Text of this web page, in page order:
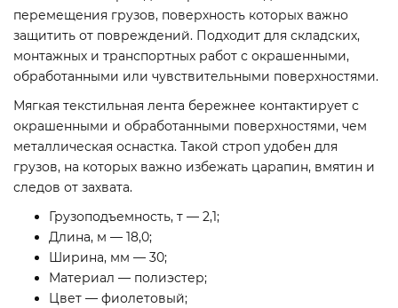
перемещения грузов, поверхность которых важно
защитить от повреждений. Подходит для складских,
монтажных и транспортных работ с окрашенными,
обработанными или чувствительными поверхностями.
Мягкая текстильная лента бережнее контактирует с
окрашенными и обработанными поверхностями, чем
металлическая оснастка. Такой строп удобен для
грузов, на которых важно избежать царапин, вмятин и
следов от захвата.
Грузоподъемность, т — 2,1;
Длина, м — 18,0;
Ширина, мм — 30;
Материал — полиэстер;
Цвет — фиолетовый;